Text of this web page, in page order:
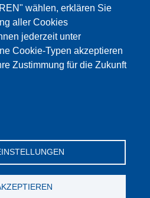
wählen, erklären Sie
aller Cookies
jederzeit unter
Cookie-Typen akzeptieren
Zustimmung für die Zukunft